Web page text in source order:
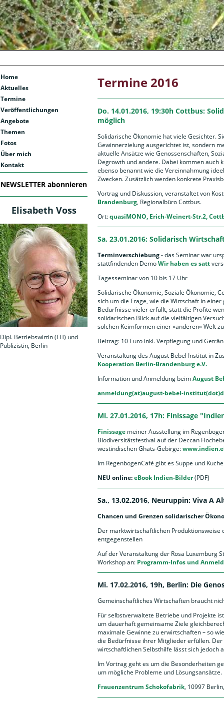
Home
Aktuelles
Termine
Veröffentlichungen
Angebote
Themen
Fotos
Über mich
Kontakt
NEWSLETTER abonnieren
Elisabeth Voss
Dipl. Betriebswirtin (FH) und
Publizistin, Berlin
Termine 2016
Do. 14.01.2016, 19:30h Cottbus:
möglich
Solidarische Ökonomie hat viele Gesichter.
Gewinnerzielung ausgerichtet ist, sondern
aktuelle Ansätze wie Genossenschaften,
Degrowth und andere. Dabei kommen auch
ebenso benannt wie die Vereinnahmung
Zwecken. Zusätzlich werden konkrete
Vortrag und Diskussion, veranstaltet von
Brandenburg, Regionalbüro Cottbus.
Ort:quasiMONO, Erich-Weinert-Str.2,
Sa. 23.01.2016: Solidarisch
Terminverschiebung- das Seminar war
stattfindenden DemoWir haben es satt
Tagesseminar von 10 bis 17 Uhr
Solidarische Ökonomie, Soziale Ökonomie,
sich um die Frage, wie die Wirtschaft in
Bedürfnisse vieler erfüllt, statt die Profite
solidarischen Blick auf die vielfältigen
solchen Keimformen einer »anderen« Welt
Beitrag: 10 Euro inkl. Verpflegung und
Veranstaltung des August Bebel Institut in
Kooperation Berlin-Brandenburg e.V.
Information und Anmeldung beimAugust
anmeldung(at)august-bebel-
Mi. 27.01.2016, 17h: Finissage
Finissage meiner Ausstellung im
Biodiversitätsfestival auf der Deccan
westindischen Ghats-Gebirge:
Im RegenbogenCafé gibt es Suppe und
NEU online:eBook Indien-Bilder(PDF)
Sa., 13.02.2016, Neuruppin: Viva A
Chancen und Grenzen solidarischer
Der marktwirtschaftlichen Produktionsweise
entgegenstellen
Auf der Veranstaltung der Rosa Luxemburg
Workshop an: Programm-Infos und
Mi. 17.02.2016, 19h, Berlin: Die
Gemeinschaftliches Wirtschaften braucht
Für selbstverwaltete Betriebe und Projekte
um dauerhaft gemeinsame Ziele
maximale Gewinne zu erwirtschaften – so
die Bedürfnisse ihrer Mitglieder erfüllen.
wirtschaftlichen Selbsthilfe lässt sich jedoch
Im Vortrag geht es um die Besonderheiten
um mögliche Probleme und Lösungsansätze.
Frauenzentrum Schokofabrik, 10997